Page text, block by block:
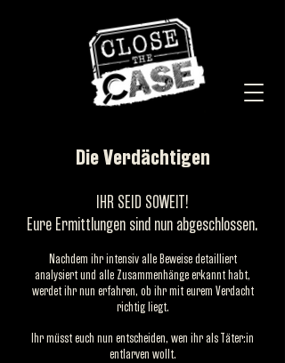
Die Verdächtigen
IHR SEID SOWEIT!
Eure Ermittlungen sind nun abgeschlossen.
Nachdem ihr intensiv alle Beweise detailliert
analysiert und alle Zusammenhänge erkannt habt,
werdet ihr nun erfahren, ob ihr mit eurem Verdacht
richtig liegt.
Ihr müsst euch nun entscheiden, wen ihr als Täter:in
entlarven wollt.